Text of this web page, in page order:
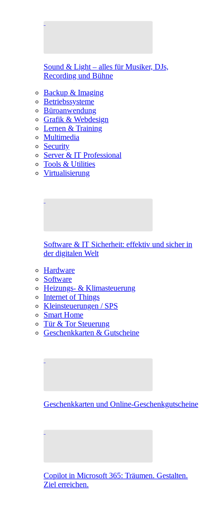
Sound & Light – alles für Musiker, DJs,
Recording und Bühne
Backup & Imaging
Betriebssysteme
Büroanwendung
Grafik & Webdesign
Lernen & Training
Multimedia
Security
Server & IT Professional
Tools & Utilities
Virtualisierung
Software & IT Sicherheit: effektiv und sicher in
der digitalen Welt
Hardware
Software
Heizungs- & Klimasteuerung
Internet of Things
Kleinsteuerungen / SPS
Smart Home
Tür & Tor Steuerung
Geschenkkarten & Gutscheine
Geschenkkarten und Online-Geschenkgutscheine
Copilot in Microsoft 365: Träumen. Gestalten.
Ziel erreichen.